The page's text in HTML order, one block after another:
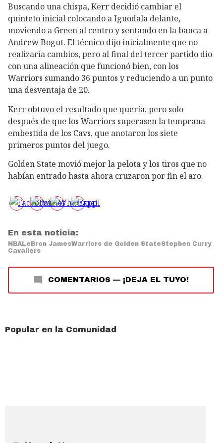
Buscando una chispa, Kerr decidió cambiar el
quinteto inicial colocando a Iguodala delante,
moviendo a Green al centro y sentando en la banca a
Andrew Bogut. El técnico dijo inicialmente que no
realizaría cambios, pero al final del tercer partido dio
con una alineación que funcionó bien, con los
Warriors sumando 36 puntos y reduciendo a un punto
una desventaja de 20.
Kerr obtuvo el resultado que quería, pero solo
después de que los Warriors superasen la temprana
embestida de los Cavs, que anotaron los siete
primeros puntos del juego.
Golden State movió mejor la pelota y los tiros que no
habían entrado hasta ahora cruzaron por fin el aro.
En esta noticia:
NBA LeBron JamesWarriors de Golden StateStephen Curry
Cavaliers
COMENTARIOS — ¡DEJA EL TUYO!
Popular en la Comunidad